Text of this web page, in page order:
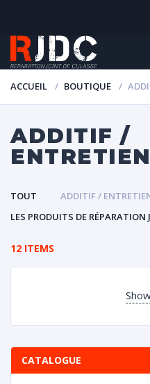
ACCUEIL BOUTIQUE
ADDITIF /
ENTRETIEN
TOUT
ADDITIF /
LES PRODUITS DE RÉPARATION
12 ITEMS
CATALOGUE